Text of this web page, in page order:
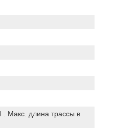
. Макс. длина трассы в